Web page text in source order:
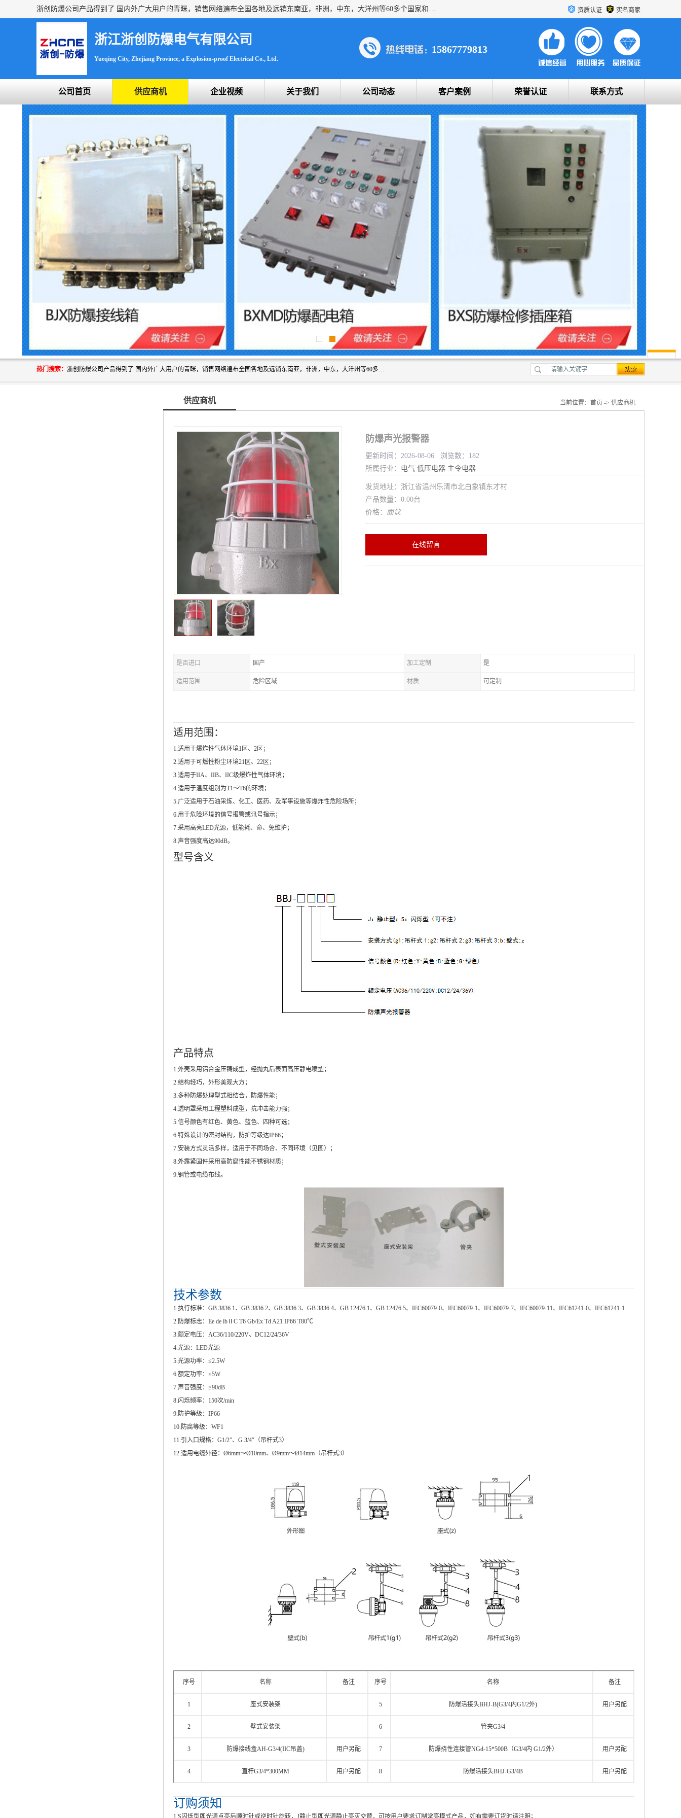
浙创防爆公司产品得到了 国内外广大用户的青眯，销售网络遍布全国各地及远销东南亚，非洲，中东，大洋州等60多个国家和地区，并初步建立起以中国大陆为总部的全球营销体系。 专业生产：防爆电气，BXMD系列防爆照明动力配电箱，BJX防爆接线箱，BKX防爆控制箱，防爆检修电源箱，防爆开关箱，不锈钢防爆箱，201/304/316不锈钢防爆配电箱系列， 防爆防腐系列，防爆防腐操作柱，防爆防腐控制箱 浙创防爆 资质认证 实名商家
浙江浙创防爆电气有限公司
Yueqing City, Zhejiang Province, a Explosion-proof Electrical Co., Ltd.
15867779813
公司首页 供应商机 企业视频 关于我们 公司动态 客户案例 荣誉认证 联系方式
热门搜索： 浙创防爆公司产品得到了 国内外广大用户的青眯，销售网络遍布全国各地及远销东南亚，非洲，中东，大洋州等60多个国家和地区，并初步建立起以中国大陆为总部的全球营销体系。 专业生产：防爆电气，BXMD系列防爆照明动力配电箱，BJX防爆接线箱，BKX防爆控制箱，防爆检修电源箱，防爆开关箱，不锈钢防爆箱，201/304/316不锈钢防爆配电箱系列， 防爆防腐系列，防爆防腐操作柱，防爆防腐控制箱 浙创防爆
供应商机 当前位置： 首页 -> 供应商机
防爆声光报警器
更新时间：2026-08-06 浏览数：182
所属行业： 电气 低压电器 主令电器
发货地址：浙江省温州乐清市北白象镇东才村
产品数量：0.00台
价格： 面议
在线留言
是否进口 国产 加工定制 是
适用范围 危险区域 材质 可定制
适用范围：
1.适用于爆炸性气体环境1区、2区；
2.适用于可燃性粉尘环境21区、22区；
3.适用于IIA、IIB、IIC级爆炸性气体环境；
4.适用于温度组别为T1～T6的环境；
5.广泛适用于石油采炼、化工、医药、及军事设施等爆炸性危险场所；
6.用于危险环境的信号报警或讯号指示；
7.采用高亮LED光源，低能耗、命、免维护；
8.声音强度高达90dB。
型号含义
产品特点
1.外壳采用铝合金压铸成型，经抛丸后表面高压静电喷塑；
2.结构轻巧，外形美观大方；
3.多种防爆处理型式相结合，防爆性能；
4.透明罩采用工程塑料成型，抗冲击能力强；
5.信号颜色有红色、黄色、蓝色、四种可选；
6.特殊设计的密封结构，防护等级达IP66；
7.安装方式灵活多样，适用于不同场合、不同环境（见图）；
8.外露紧固件采用高防腐性能不锈钢材质；
9.钢管或电缆布线。
技术参数
1.执行标准：GB 3836.1、GB 3836.2、GB 3836.3、GB 3836.4、GB 12476.1、GB 12476.5、IEC60079-0、IEC60079-1、IEC60079-7、IEC60079-11、IEC61241-0、IEC61241-1
2.防爆标志：Ee de ibⅡC T6 Gb/Ex Td A21 IP66 T80℃
3.额定电压：AC36/110/220V、DC12/24/36V
4.光源：LED光源
5.光源功率：≤2.5W
6.额定功率：≤5W
7.声音强度：≥90dB
8.闪烁频率：150次/min
9.防护等级：IP66
10.防腐等级：WF1
11.引入口规格：G1/2″、G 3/4″（吊杆式3）
12.适用电缆外径：Ø6mm～Ø10mm、Ø9mm～Ø14mm（吊杆式3）
序号 名称 备注 序号 名称 备注
1 座式安装架 5 防爆活接头BHJ-B(G3/4内G1/2外) 用户另配
2 壁式安装架 6 管夹G3/4
3 防爆接线盒AH-G3/4(IIC吊盖) 用户另配 7 防爆挠性连接管NGd-15*500B（G3/4内 G1/2外） 用户另配
4 直杆G3/4*300MM 用户另配 8 防爆活接头BHJ-G3/4B 用户另配
订购须知
1.S闪烁型即光源点亮后顺时针或逆时针旋转，J静止型即光源静止亮灭交替，可按用户要求订制常亮模式产品，如有需要订货时请注明；